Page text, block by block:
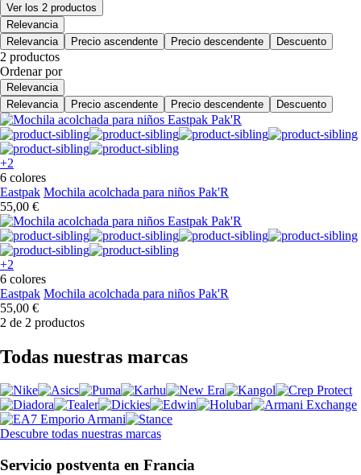
Ver los 2 productos
Relevancia
Relevancia
Precio ascendente Precio descendente Descuento
2 productos
Ordenar por
Relevancia
Relevancia
Precio ascendente Precio descendente Descuento
+2
6 colores
Eastpak Mochila acolchada para niños Pak'R
55,00 €
+2
6 colores
Eastpak Mochila acolchada para niños Pak'R
55,00 €
2 de 2 productos
Todas nuestras marcas
Descubre todas nuestras marcas
Servicio postventa en Francia